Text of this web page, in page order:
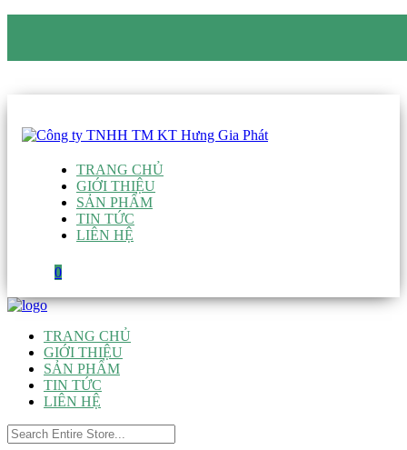
TRANG CHỦ
GIỚI THIỆU
SẢN PHẨM
TIN TỨC
LIÊN HỆ
0
TRANG CHỦ
GIỚI THIỆU
SẢN PHẨM
TIN TỨC
LIÊN HỆ